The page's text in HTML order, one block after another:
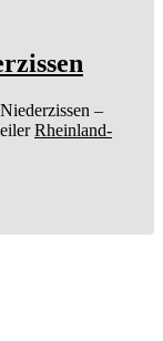
–
Rheinland-